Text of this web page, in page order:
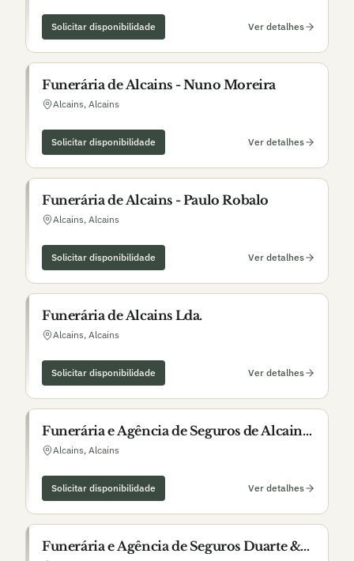
Solicitar disponibilidade Ver detalhes
Funerária de Alcains - Nuno Moreira
Alcains, Alcains
Solicitar disponibilidade Ver detalhes
Funerária de Alcains - Paulo Robalo
Alcains, Alcains
Solicitar disponibilidade Ver detalhes
Funerária de Alcains Lda.
Alcains, Alcains
Solicitar disponibilidade Ver detalhes
Funerária e Agência de Seguros de Alcains
Lda.
Alcains, Alcains
Solicitar disponibilidade Ver detalhes
Funerária e Agência de Seguros Duarte &